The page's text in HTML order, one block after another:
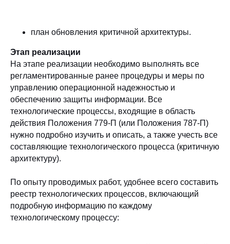
план обновления критичной архитектуры.
Этап реализации
На этапе реализации необходимо выполнять все
регламентированные ранее процедуры и меры по
управлению операционной надежностью и
обеспечению защиты информации. Все
технологические процессы, входящие в область
действия Положения 779-П (или Положения 787-П)
нужно подробно изучить и описать, а также учесть все
составляющие технологического процесса (критичную
архитектуру).
По опыту проводимых работ, удобнее всего составить
реестр технологических процессов, включающий
подробную информацию по каждому
технологическому процессу: